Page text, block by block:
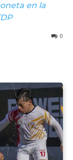
en la
0